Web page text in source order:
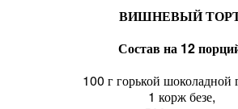
ВИШНЕВЫЙ
Состав на 12
100 г горькой шоколадной
1 корж безе,